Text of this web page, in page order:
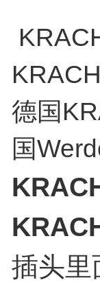
德国
国
插头里